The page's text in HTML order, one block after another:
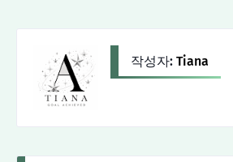
작성자: Tiana